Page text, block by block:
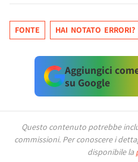
FONTE HAI NOTATO ERRORI?
Aggiungici
su Google
Questo contenuto potrebbe
commissioni. Per conoscere i
disponibile la